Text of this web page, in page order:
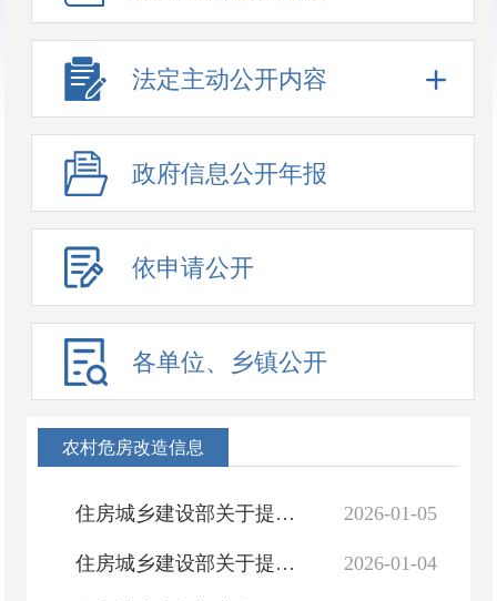
法定主动公开内容
政府信息公开年报
依申请公开
各单位、乡镇公开
农村危房改造信息
2026-01-05
住房城乡建设部关于提升住房品质的意见
2026-01-04
住房城乡建设部关于提升住房品质的意见